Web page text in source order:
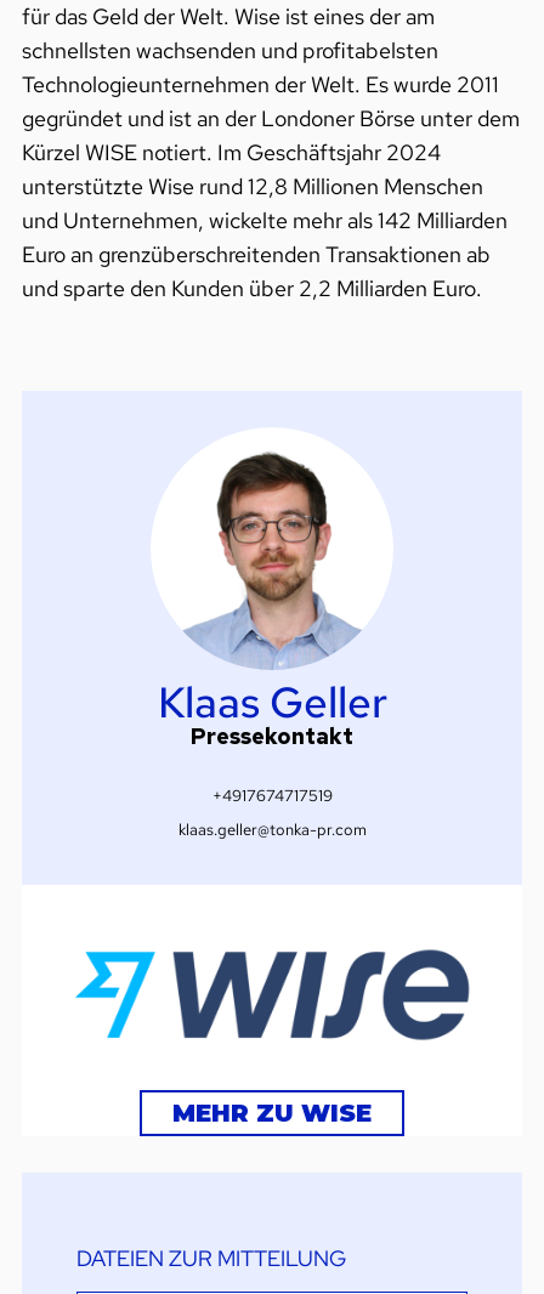
für das Geld der Welt. Wise ist eines der am
schnellsten wachsenden und profitabelsten
Technologieunternehmen der Welt. Es wurde 2011
gegründet und ist an der Londoner Börse unter dem
Kürzel WISE notiert. Im Geschäftsjahr 2024
unterstützte Wise rund 12,8 Millionen Menschen
und Unternehmen, wickelte mehr als 142 Milliarden
Euro an grenzüberschreitenden Transaktionen ab
und sparte den Kunden über 2,2 Milliarden Euro.
Klaas Geller
Pressekontakt
+4917674717519
klaas.geller@tonka-pr.com
MEHR ZU WISE
DATEIEN ZUR MITTEILUNG